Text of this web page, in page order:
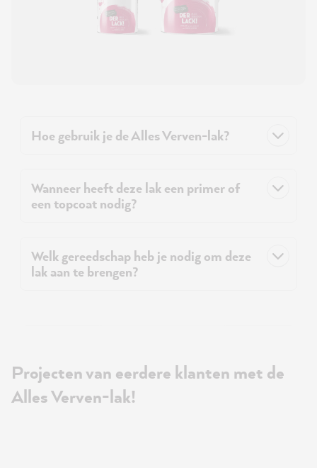
Hoe gebruik je de Alles Verven-lak?
Wanneer heeft deze lak een primer of
een topcoat nodig?
Welk gereedschap heb je nodig om deze
lak aan te brengen?
Projecten van eerdere klanten met de
Alles Verven-lak!